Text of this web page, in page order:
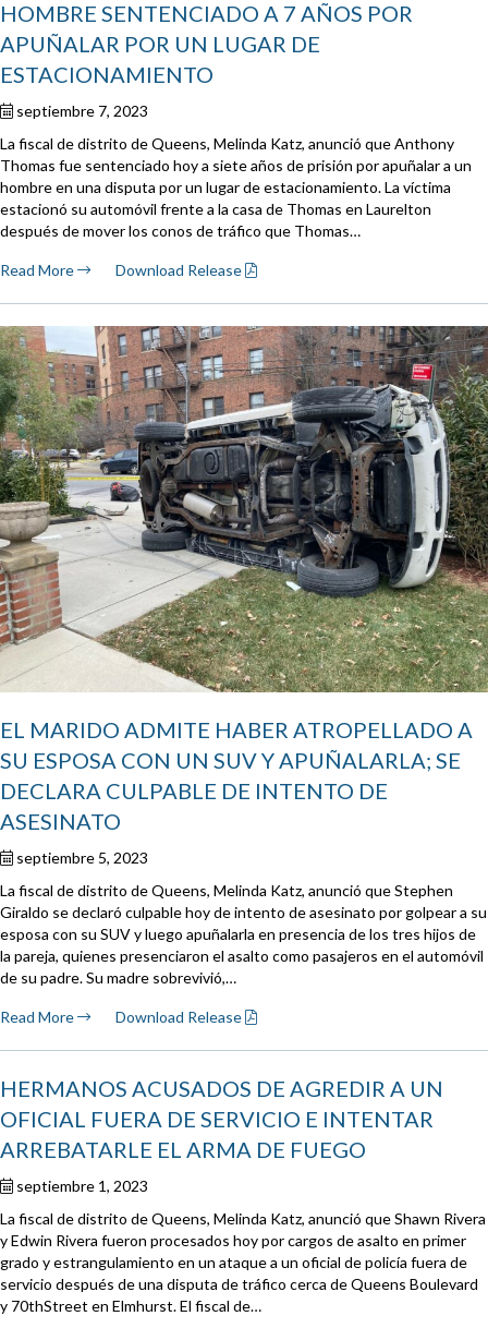
HOMBRE SENTENCIADO A 7 AÑOS POR
APUÑALAR POR UN LUGAR DE
ESTACIONAMIENTO
septiembre 7, 2023
La fiscal de distrito de Queens, Melinda Katz, anunció que Anthony
Thomas fue sentenciado hoy a siete años de prisión por apuñalar a un
hombre en una disputa por un lugar de estacionamiento. La víctima
estacionó su automóvil frente a la casa de Thomas en Laurelton
después de mover los conos de tráfico que Thomas…
Read More Download Release
EL MARIDO ADMITE HABER ATROPELLADO A
SU ESPOSA CON UN SUV Y APUÑALARLA; SE
DECLARA CULPABLE DE INTENTO DE
ASESINATO
septiembre 5, 2023
La fiscal de distrito de Queens, Melinda Katz, anunció que Stephen
Giraldo se declaró culpable hoy de intento de asesinato por golpear a su
esposa con su SUV y luego apuñalarla en presencia de los tres hijos de
la pareja, quienes presenciaron el asalto como pasajeros en el automóvil
de su padre. Su madre sobrevivió,…
Read More Download Release
HERMANOS ACUSADOS DE AGREDIR A UN
OFICIAL FUERA DE SERVICIO E INTENTAR
ARREBATARLE EL ARMA DE FUEGO
septiembre 1, 2023
La fiscal de distrito de Queens, Melinda Katz, anunció que Shawn Rivera
y Edwin Rivera fueron procesados hoy por cargos de asalto en primer
grado y estrangulamiento en un ataque a un oficial de policía fuera de
servicio después de una disputa de tráfico cerca de Queens Boulevard
y 70thStreet en Elmhurst. El fiscal de…